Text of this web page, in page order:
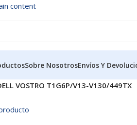
content
Sobre NosotrosEnvíos Y
VOSTRO T1G6P/V13-V130/449TX